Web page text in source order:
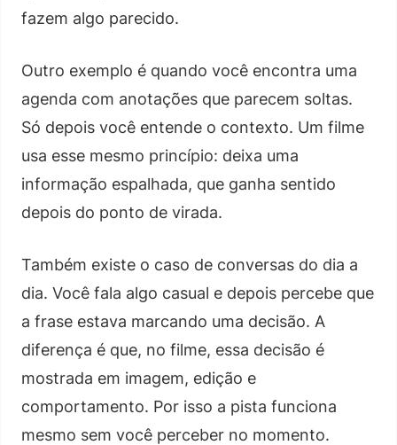
fazem algo parecido.
Outro exemplo é quando você encontra uma
agenda com anotações que parecem soltas.
Só depois você entende o contexto. Um filme
usa esse mesmo princípio: deixa uma
informação espalhada, que ganha sentido
depois do ponto de virada.
Também existe o caso de conversas do dia a
dia. Você fala algo casual e depois percebe que
a frase estava marcando uma decisão. A
diferença é que, no filme, essa decisão é
mostrada em imagem, edição e
comportamento. Por isso a pista funciona
mesmo sem você perceber no momento.